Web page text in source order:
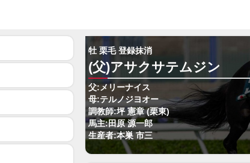
牡 栗毛 登録抹消
(父)アサクサテムジン
父:メリーナイス
母:テルノジヨオー
調教師:坪 憲章 (栗東)
馬主:田原 源一郎
生産者:本巣 市三